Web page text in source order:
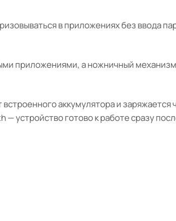
в приложениях без ввода
приложениями, а ножничный
аккумулятора и заряжается
устройство готово к работе сразу